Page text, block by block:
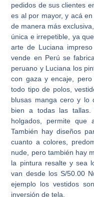
pedidos de sus clientes
es al por mayor, y acá
de manera más
única e irrepetible, ya
arte de Luciana
vende en Perú se
peruano y Luciana los
con gaza y encaje,
todo tipo de polos,
blusas manga cero y lo
bien a todas las
holgados, permite que
También hay diseños
cuanto a colores,
nude, pero también hay
la pintura resalte y sea
van desde los S/50.00
ejemplo los vestidos
inversión de tela.